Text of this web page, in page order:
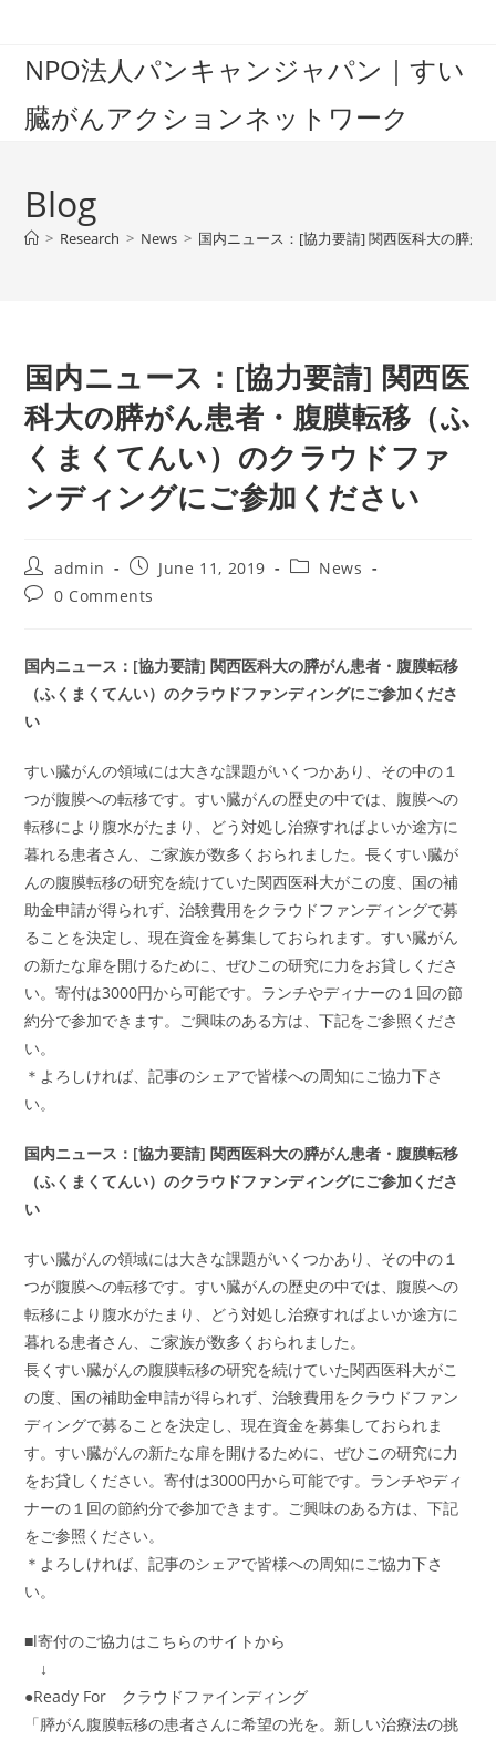
contentNPO法人パンキャンジャパン｜すい
臓がんアクションネットワーク
Blog
> Research > News > 国内ニュース：[協力要請] 関西医科大の膵が
国内ニュース：[協力要請] 関西医
科大の膵がん患者・腹膜転移（ふ
くまくてんい）のクラウドファ
ンディングにご参加ください
Post
author:
admin
Post
published:
June 11, 2019
PostNews
Post0 Comments
国内ニュース：[協力要請] 関西医科大の膵がん患者・腹膜転移
（ふくまくてんい）のクラウドファンディングにご参加くださ
い
すい臓がんの領域には大きな課題がいくつかあり、その中の１
つが腹膜への転移です。すい臓がんの歴史の中では、腹膜への
転移により腹水がたまり、どう対処し治療すればよいか途方に
暮れる患者さん、ご家族が数多くおられました。長くすい臓が
んの腹膜転移の研究を続けていた関西医科大がこの度、国の補
助金申請が得られず、治験費用をクラウドファンディングで募
ることを決定し、現在資金を募集しておられます。すい臓がん
の新たな扉を開けるために、ぜひこの研究に力をお貸しくださ
い。寄付は3000円から可能です。ランチやディナーの１回の節
約分で参加できます。ご興味のある方は、下記をご参照くださ
い。
＊よろしければ、記事のシェアで皆様への周知にご協力下さ
い。
国内ニュース：[協力要請] 関西医科大の膵がん患者・腹膜転移
（ふくまくてんい）のクラウドファンディングにご参加くださ
い
すい臓がんの領域には大きな課題がいくつかあり、その中の１
つが腹膜への転移です。すい臓がんの歴史の中では、腹膜への
転移により腹水がたまり、どう対処し治療すればよいか途方に
暮れる患者さん、ご家族が数多くおられました。
長くすい臓がんの腹膜転移の研究を続けていた関西医科大がこ
の度、国の補助金申請が得られず、治験費用をクラウドファン
ディングで募ることを決定し、現在資金を募集しておられま
す。すい臓がんの新たな扉を開けるために、ぜひこの研究に力
をお貸しください。寄付は3000円から可能です。ランチやディ
ナーの１回の節約分で参加できます。ご興味のある方は、下記
をご参照ください。
＊よろしければ、記事のシェアで皆様への周知にご協力下さ
い。
■l寄付のご協力はこちらのサイトから
↓
●Ready For クラウドファインディング
「膵がん腹膜転移の患者さんに希望の光を。新しい治療法の挑